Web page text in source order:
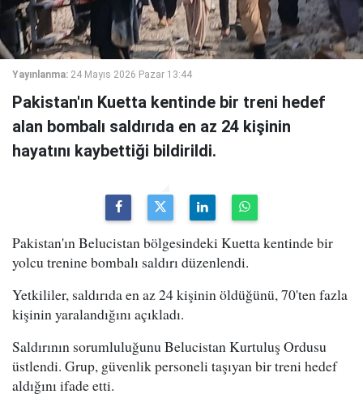
Yayınlanma: 24 Mayıs 2026 Pazar 13:44
Pakistan'ın Kuetta kentinde bir treni hedef
alan bombalı saldırıda en az 24 kişinin
hayatını kaybettiği bildirildi.
Pakistan'ın Belucistan bölgesindeki Kuetta kentinde bir
yolcu trenine bombalı saldırı düzenlendi.
Yetkililer, saldırıda en az 24 kişinin öldüğünü, 70'ten fazla
kişinin yaralandığını açıkladı.
Saldırının sorumluluğunu Belucistan Kurtuluş Ordusu
üstlendi. Grup, güvenlik personeli taşıyan bir treni hedef
aldığını ifade etti.